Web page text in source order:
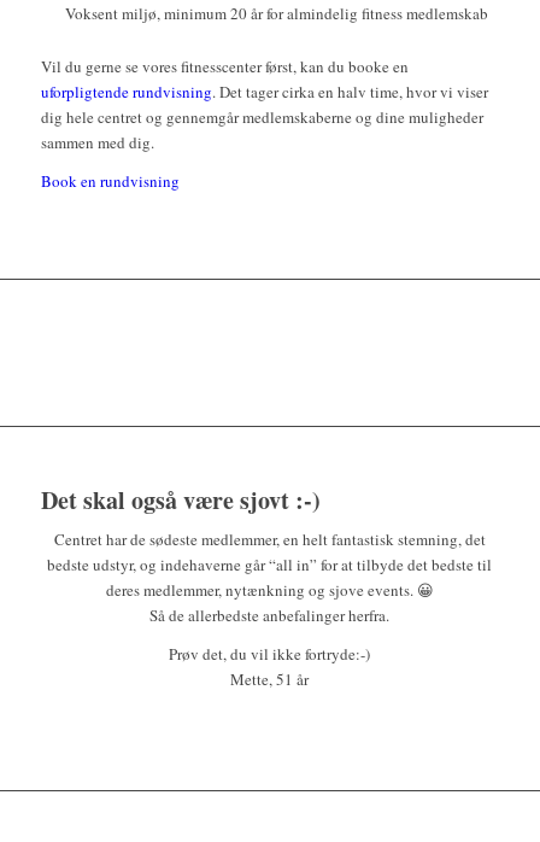
Voksent miljø, minimum 20 år for almindelig fitness medlemskab
Vil du gerne se vores fitnesscenter først, kan du booke en
uforpligtende rundvisning. Det tager cirka en halv time, hvor vi viser
dig hele centret og gennemgår medlemskaberne og dine muligheder
sammen med dig.
Book en rundvisning
Det skal også være sjovt :-)
Centret har de sødeste medlemmer, en helt fantastisk stemning, det
bedste udstyr, og indehaverne går “all in” for at tilbyde det bedste til
deres medlemmer, nytænkning og sjove events. 😀
Så de allerbedste anbefalinger herfra.
Prøv det, du vil ikke fortryde:-)
Mette, 51 år